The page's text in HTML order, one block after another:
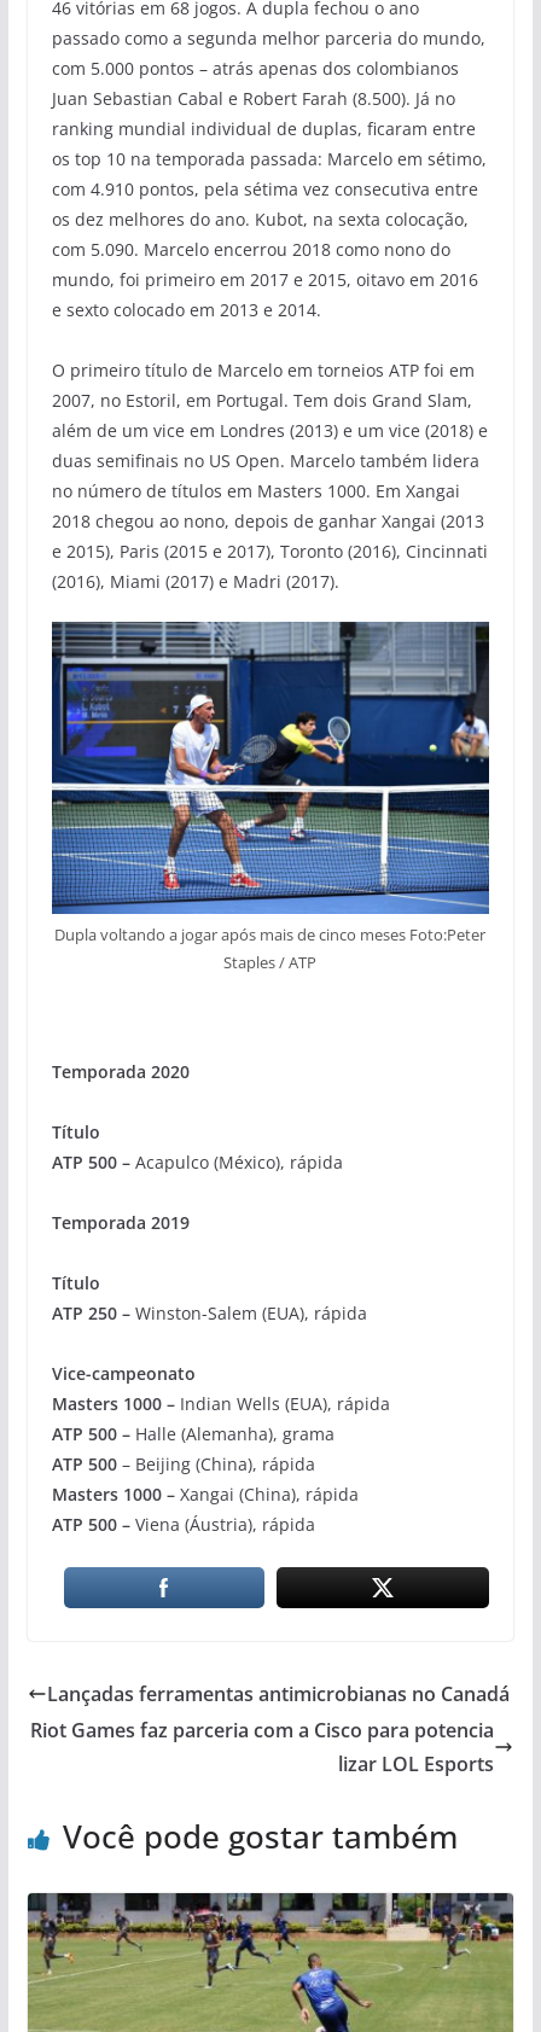
46 vitórias em 68 jogos. A dupla fechou o ano
passado como a segunda melhor parceria do mundo,
com 5.000 pontos – atrás apenas dos colombianos
Juan Sebastian Cabal e Robert Farah (8.500). Já no
ranking mundial individual de duplas, ficaram entre
os top 10 na temporada passada: Marcelo em sétimo,
com 4.910 pontos, pela sétima vez consecutiva entre
os dez melhores do ano. Kubot, na sexta colocação,
com 5.090. Marcelo encerrou 2018 como nono do
mundo, foi primeiro em 2017 e 2015, oitavo em 2016
e sexto colocado em 2013 e 2014.
O primeiro título de Marcelo em torneios ATP foi em
2007, no Estoril, em Portugal. Tem dois Grand Slam,
além de um vice em Londres (2013) e um vice (2018) e
duas semifinais no US Open. Marcelo também lidera
no número de títulos em Masters 1000. Em Xangai
2018 chegou ao nono, depois de ganhar Xangai (2013
e 2015), Paris (2015 e 2017), Toronto (2016), Cincinnati
(2016), Miami (2017) e Madri (2017).
Dupla voltando a jogar após mais de cinco meses Foto:Peter
Staples / ATP
Temporada 2020
Título
ATP 500 – Acapulco (México), rápida
Temporada 2019
Título
ATP 250 – Winston-Salem (EUA), rápida
Vice-campeonato
Masters 1000 – Indian Wells (EUA), rápida
ATP 500 –Halle (Alemanha), grama
ATP 500– Beijing (China), rápida
Masters 1000 –Xangai (China), rápida
ATP 500 –Viena (Áustria), rápida
Lançadas ferramentas antimicrobianas no Canadá
Riot Games faz parceria com a Cisco para potencia
lizar LOL Esports
Você pode gostar também